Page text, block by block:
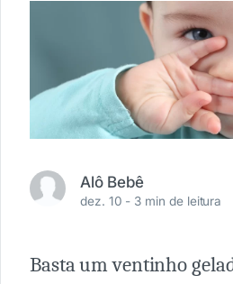
Alô Bebê
dez. 10 - 3 min de leitura
Basta um ventinho